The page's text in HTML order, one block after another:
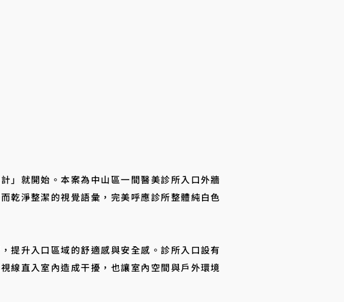
就開始。本案為中山區一間醫美診所入口外牆
乾淨整潔的視覺語彙，完美呼應診所整體純白色
提升入口區域的舒適感與安全感。診所入口設有
線直入室內造成干擾，也讓室內空間與戶外環境